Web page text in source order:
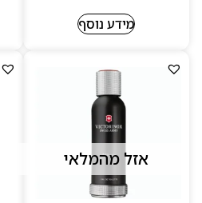
מידע נוסף
אזל מהמלאי